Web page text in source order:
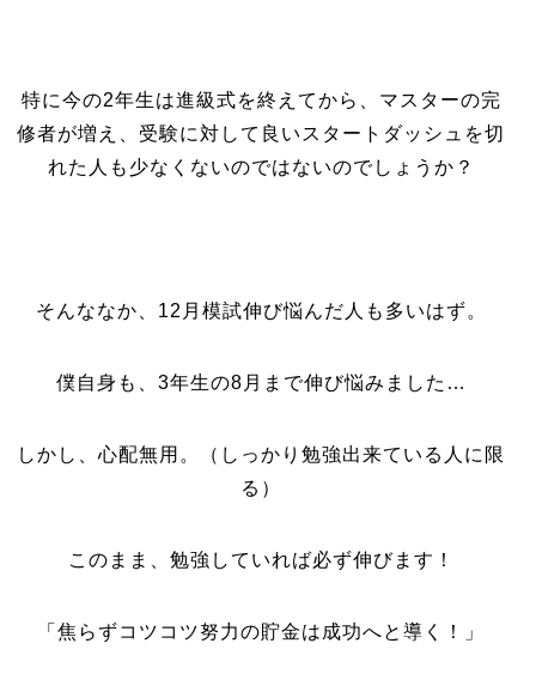
特に今の2年生は進級式を終えてから、マスターの完
修者が増え、受験に対して良いスタートダッシュを切
れた人も少なくないのではないのでしょうか？
そんななか、12月模試伸び悩んだ人も多いはず。
僕自身も、3年生の8月まで伸び悩みました…
しかし、心配無用。（しっかり勉強出来ている人に限
る）
このまま、勉強していれば必ず伸びます！
「焦らずコツコツ努力の貯金は成功へと導く！」